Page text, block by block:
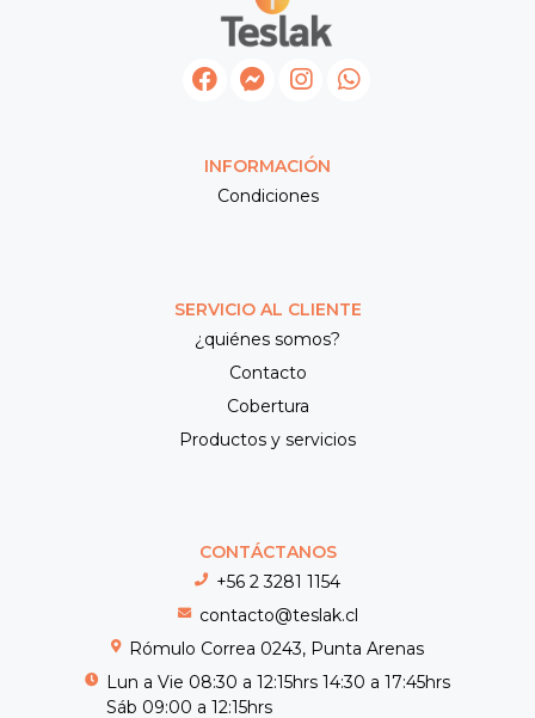
INFORMACIÓN
Condiciones
SERVICIO AL CLIENTE
¿quiénes somos?
Contacto
Cobertura
Productos y servicios
CONTÁCTANOS
+56 2 3281 1154
contacto@teslak.cl
Rómulo Correa 0243, Punta Arenas
Lun a Vie 08:30 a 12:15hrs 14:30 a 17:45hrs
Sáb 09:00 a 12:15hrs